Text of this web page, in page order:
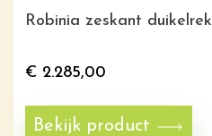
Robinia zeskant duikelrek
€ 2.285,00
Bekijk product